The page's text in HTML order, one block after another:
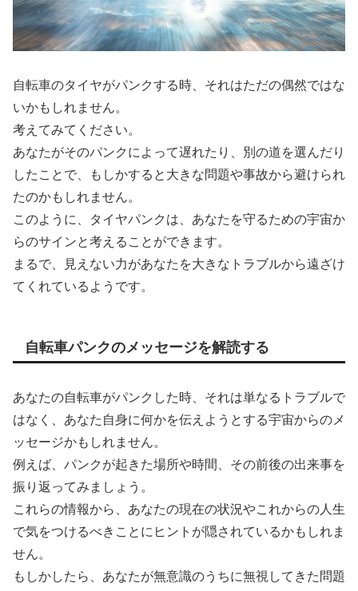
自転車のタイヤがパンクする時、それはただの偶然ではな
いかもしれません。
考えてみてください。
あなたがそのパンクによって遅れたり、別の道を選んだり
したことで、もしかすると大きな問題や事故から避けられ
たのかもしれません。
このように、タイヤパンクは、あなたを守るための宇宙か
らのサインと考えることができます。
まるで、見えない力があなたを大きなトラブルから遠ざけ
てくれているようです。
自転車パンクのメッセージを解読する
あなたの自転車がパンクした時、それは単なるトラブルで
はなく、あなた自身に何かを伝えようとする宇宙からのメ
ッセージかもしれません。
例えば、パンクが起きた場所や時間、その前後の出来事を
振り返ってみましょう。
これらの情報から、あなたの現在の状況やこれからの人生
で気をつけるべきことにヒントが隠されているかもしれま
せん。
もしかしたら、あなたが無意識のうちに無視してきた問題